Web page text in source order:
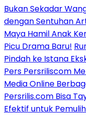
Bukan Sekadar
dengan Sentuhan
Maya Hamil Anak
Picu Drama Baru!
Pindah ke Istana
Pers Persriliscom
Media Online
Persrilis.com Bisa
Efektif untuk